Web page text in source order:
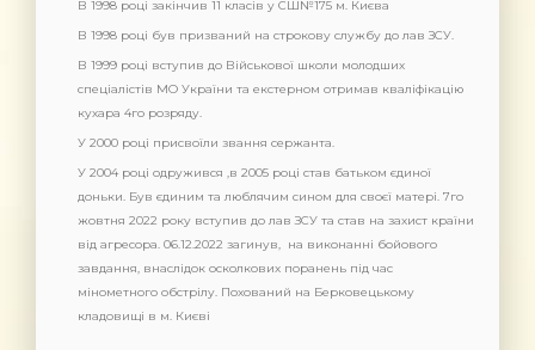
В 1998 році закінчив 11 класів у СШ№175 м. Києва
В 1998 році був призваний на строкову службу до лав ЗСУ.
В 1999 році вступив до Військової школи молодших
спеціалістів МО України та екстерном отримав кваліфікацію
кухара 4го розряду.
У 2000 році присвоїли звання сержанта.
У 2004 році одружився ,в 2005 році став батьком єдиної
доньки. Був єдиним та люблячим сином для своєї матері. 7го
жовтня 2022 року вступив до лав ЗСУ та став на захист країни
від агресора. 06.12.2022 загинув, на виконанні бойового
завдання, внаслідок осколкових поранень під час
мінометного обстрілу. Похований на Берковецькому
кладовищі в м. Києві